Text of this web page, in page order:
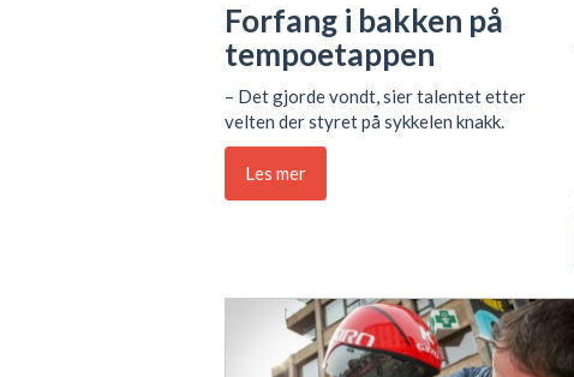
Forfang i bakken på
tempoetappen
– Det gjorde vondt, sier talentet etter
velten der styret på sykkelen knakk.
Les mer